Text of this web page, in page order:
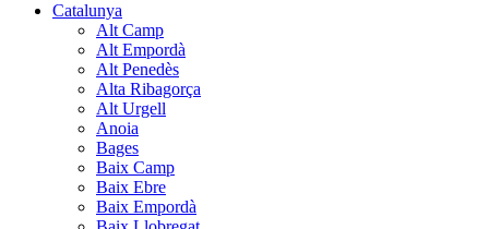
Catalunya
Alt Camp
Alt Empordà
Alt Penedès
Alta Ribagorça
Alt Urgell
Anoia
Bages
Baix Camp
Baix Ebre
Baix Empordà